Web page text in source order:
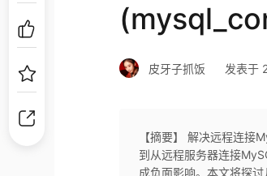
皮牙子抓饭 发表于
【摘要】 解决远程连接
到从远程服务器连接
成负面影响。本文将探